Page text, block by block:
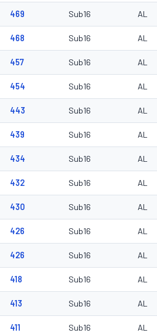
469 Sub16 AL
468 Sub16 AL
457 Sub16 AL
454 Sub16 AL
443 Sub16 AL
439 Sub16 AL
434 Sub16 AL
432 Sub16 AL
430 Sub16 AL
426 Sub16 AL
426 Sub16 AL
418 Sub16 AL
413 Sub16 AL
411 Sub16 AL